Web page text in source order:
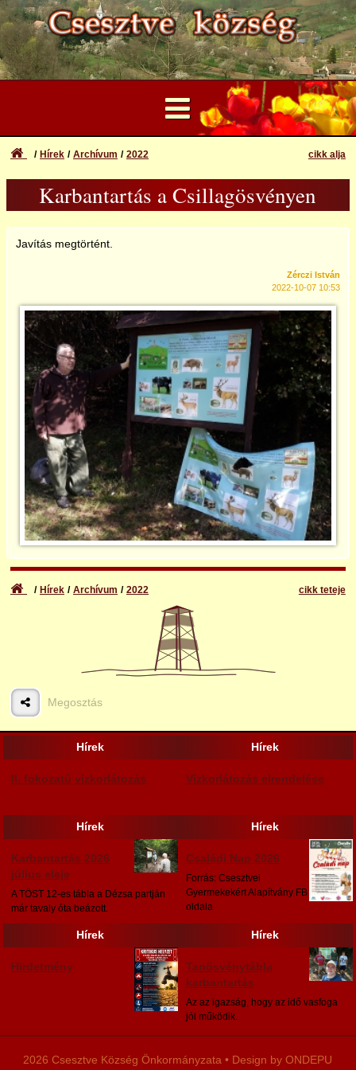
...
2013
2014
2016
2017
2018
2019
2020
2021
2024
2025
Felhasználói Fiók
Elfelejtett azonosító vagy jelszó
cikk alja
Hírek Archívum 2022
Karbantartás a Csillagösvényen
Javítás megtörtént.
Zérczi István
2022-10-07 10:53
cikk teteje
Hírek Archívum 2022
Megosztás
Hírek
II. fokozatú vízkorlátozás
Hírek
Vízkorlátozás elrendelése
Hírek
Karbantartás 2026
július eleje
A TÖST 12-es tábla a Dézsa partján
már tavaly óta beázott.
Hírek
Családi Nap 2026
Forrás: Csesztvei
Gyermekekért Alapítvány FB
oldala
Hírek
Hirdetmény
Hírek
Tanösvénytábla
karbantartás
Az az igazság, hogy az idő vasfoga
jól működik.
2026 Csesztve Község Önkormányzata • Design by ONDEPU